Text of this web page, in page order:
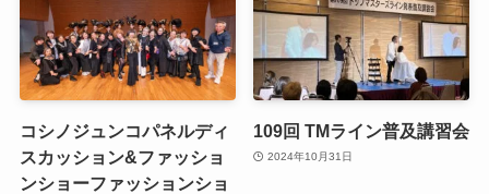
コシノジュンコパネルディ
スカッション&ファッショ
ンショーファッションショ
109回 TMライン普及講習会
2024年10月31日